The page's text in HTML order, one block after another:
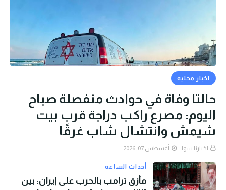
اخبار محليه
حالتا وفاة في حوادث منفصلة صباح
اليوم: مصرع راكب دراجة قرب بيت
شيمش وانتشال شاب غرقًا
اخبارنا سوا أغسطس 07, 2026
أحداث الساعه
مأزق ترامب بالحرب على إيران: بين